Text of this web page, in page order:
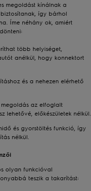
működjön.
megoldást kínálnak a
így bárhol
Íme néhány ok, amiért
több helyiséget,
anélkül, hogy konnektort
és a nehezen elérhető
megoldás az elfoglalt
lehetővé, előkészületek nélkül.
és gyorstöltés funkció, így
nélkül.
olyan funkcióval
teszik a takarítást: